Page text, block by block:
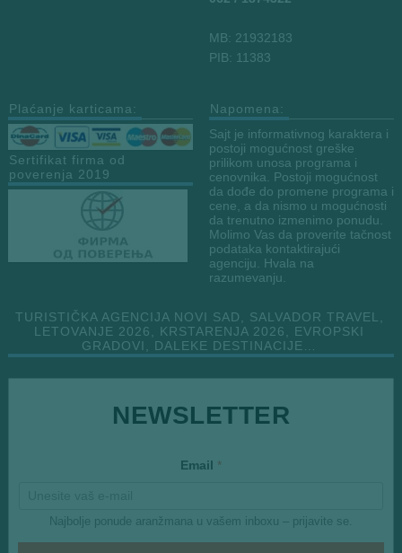
MB: 21932183
PIB: 11383
Plaćanje karticama:
Sertifikat firma od
poverenja 2019
Napomena:
Sajt je informativnog karaktera i
postoji mogućnost greške
prilikom unosa programa i
cenovnika. Postoji mogućnost
da dođe do promene programa i
cene, a da nismo u mogućnosti
da trenutno izmenimo ponudu.
Molimo Vas da proverite tačnost
podataka kontaktirajući
agenciju. Hvala na
razumevanju.
TURISTIČKA AGENCIJA NOVI SAD, SALVADOR TRAVEL,
LETOVANJE 2026, KRSTARENJA 2026, EVROPSKI
GRADOVI, DALEKE DESTINACIJE…
m
a
*
NEWSLETTER
Email *
Najbolje ponude aranžmana u vašem inboxu – prijavite se.